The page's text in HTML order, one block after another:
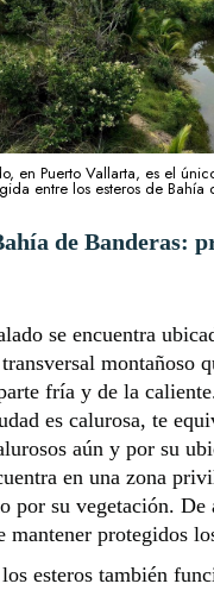
en Puerto Vallarta, es el
entre los esteros de Bahía
de Banderas:
se encuentra
montañoso
fría y de la
es calurosa, te
aún y por su
en una zona
por su vegetación. De
mantener protegidos
esteros también